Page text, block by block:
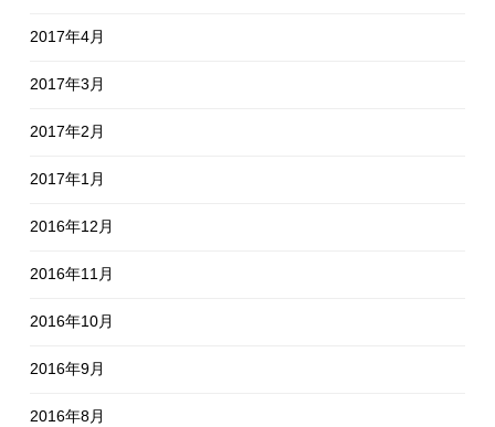
2017年4月
2017年3月
2017年2月
2017年1月
2016年12月
2016年11月
2016年10月
2016年9月
2016年8月